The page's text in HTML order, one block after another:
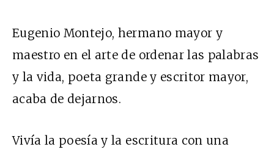
Eugenio Montejo, hermano mayor y
maestro en el arte de ordenar las palabras
y la vida, poeta grande y escritor mayor,
acaba de dejarnos.
Vivía la poesía y la escritura con una